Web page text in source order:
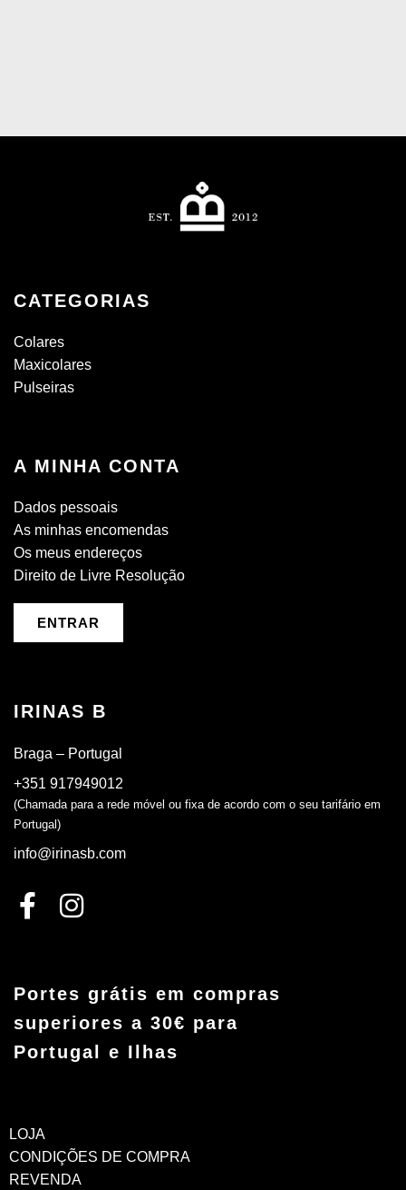
CATEGORIAS
Colares
Maxicolares
Pulseiras
A MINHA CONTA
Dados pessoais
As minhas encomendas
Os meus endereços
Direito de Livre Resolução
ENTRAR
IRINAS B
Braga – Portugal
+351 917949012
(Chamada para a rede móvel ou fixa de acordo com o seu tarifário em
Portugal)
info@irinasb.com
Portes grátis em compras
superiores a 30€ para
Portugal e Ilhas
LOJA
CONDIÇÕES DE COMPRA
REVENDA